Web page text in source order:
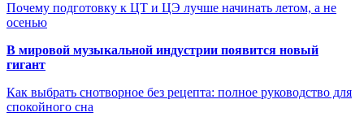
Почему подготовку к ЦТ и ЦЭ лучше начинать летом, а не
осенью
В мировой музыкальной индустрии появится новый
гигант
Как выбрать снотворное без рецепта: полное руководство для
спокойного сна